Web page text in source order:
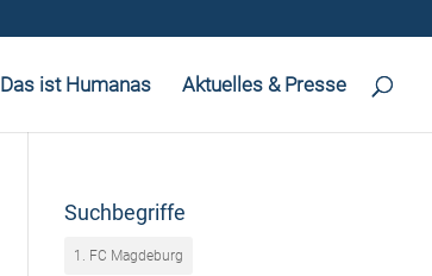
Das ist Humanas Aktuelles & Presse
Suchbegriffe
1. FC Magdeburg